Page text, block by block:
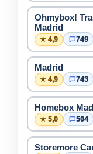
Ohmybox!
Madrid
★ 4,9 749
Madrid
★ 4,9 743
Homebox
★ 5,0 504
Storemore